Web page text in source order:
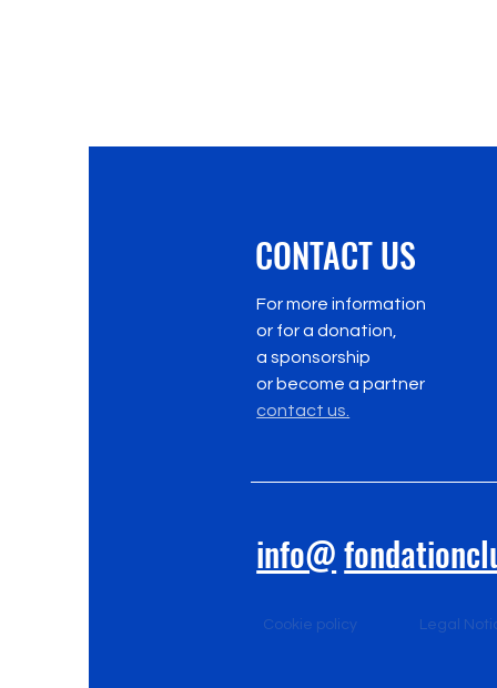
CONTACT US
For more information
or for a donation,
a sponsorship
or become a partner
contact us.
info@
Cookie policy Legal